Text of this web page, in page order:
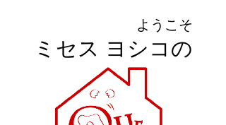
ようこそ
ミセス ヨシコの